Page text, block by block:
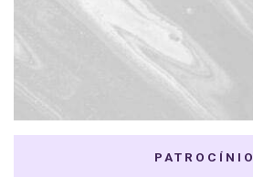
PATROCÍNIO